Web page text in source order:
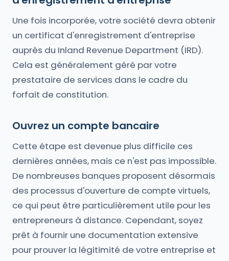
Une fois incorporée, votre société devra obtenir
un certificat d'enregistrement d'entreprise
auprès du Inland Revenue Department (IRD).
Cela est généralement géré par votre
prestataire de services dans le cadre du
forfait de constitution.
Ouvrez un compte bancaire
Cette étape est devenue plus difficile ces
dernières années, mais ce n'est pas impossible.
De nombreuses banques proposent désormais
des processus d'ouverture de compte virtuels,
ce qui peut être particulièrement utile pour les
entrepreneurs à distance. Cependant, soyez
prêt à fournir une documentation extensive
pour prouver la légitimité de votre entreprise et